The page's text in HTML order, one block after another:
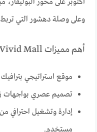
أكتوبر على محور البوليفار،
وعلى وصلة دهشور التي تربط بين
أهم مميزات Vivid Mall:
موقع استراتيجي
تصميم عصري بواجهات
إدارة وتشغيل
مستخدم.